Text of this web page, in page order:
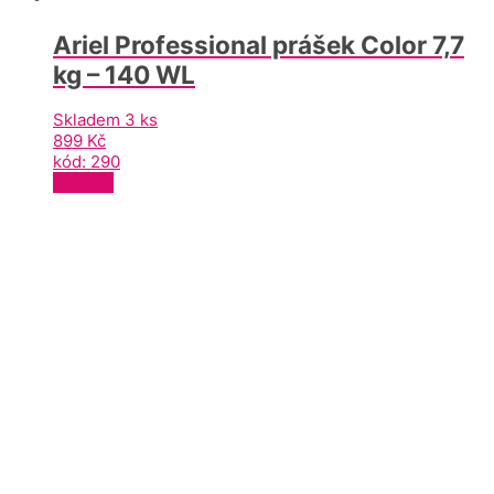
Ariel Professional prášek Color 7,7
kg – 140 WL
Skladem 3 ks
899 Kč
kód: 290